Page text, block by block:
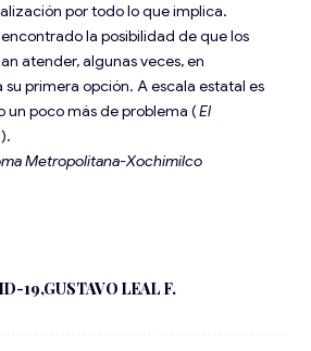
por todo lo que implica.
la posibilidad de que los
atender, algunas veces, en
su primera opción. A escala estatal es
un poco más de problema (El
Metropolitana-Xochimilco
19 GUSTAVO LEAL F.